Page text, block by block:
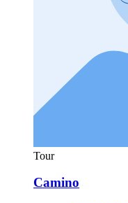
Tour
Camino